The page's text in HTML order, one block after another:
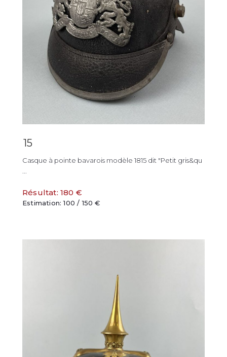
15
Casque à pointe bavarois modèle 1815 dit "Petit gris&qu
Résultat: 180 €
Estimation: 100 / 150 €